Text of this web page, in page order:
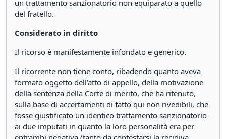
un trattamento sanzionatorio non equiparato a quello
del fratello.
Considerato in diritto
Il ricorso è manifestamente infondato e generico.
Il ricorrente non tiene conto, ribadendo quanto aveva
formato oggetto dell'atto di appello, della motivazione
della sentenza della Corte di merito, che ha ritenuto,
sulla base di accertamenti di fatto qui non rivedibili, che
fosse giustificato un identico trattamento sanzionatorio
ai due imputati in quanto la loro personalità era per